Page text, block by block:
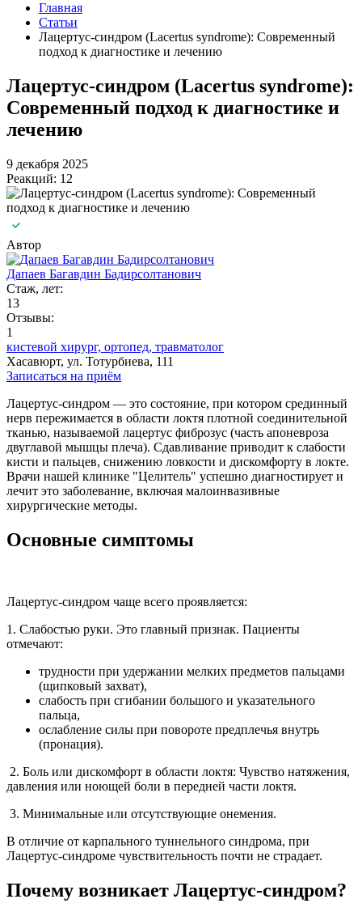
Главная
Статьи
Лацертус-синдром (Lacertus syndrome): Современный
подход к диагностике и лечению
Лацертус-синдром (Lacertus syndrome):
Современный подход к диагностике и
лечению
9 декабря 2025
Реакций: 12
Автор
Дапаев Багавдин Бадирсолтанович
Стаж, лет:
13
Отзывы:
1
кистевой хирург, ортопед, травматолог
Хасавюрт, ул. Тотурбиева, 111
Записаться на приём
Лацертус-синдром — это состояние, при котором срединный
нерв пережимается в области локтя плотной соединительной
тканью, называемой лацертус фиброзус (часть апоневроза
двуглавой мышцы плеча). Сдавливание приводит к слабости
кисти и пальцев, снижению ловкости и дискомфорту в локте.
Врачи нашей клинике "Целитель" успешно диагностирует и
лечит это заболевание, включая малоинвазивные
хирургические методы.
Основные симптомы
Лацертус-синдром чаще всего проявляется:
1. Слабостью руки. Это главный признак. Пациенты
отмечают:
​​трудности при удержании мелких предметов пальцами
(щипковый захват),
​​слабость при сгибании большого и указательного
пальца,
​ослабление силы при повороте предплечья внутрь
(пронация).
2. Боль или дискомфорт в области локтя: Чувство натяжения,
давления или ноющей боли в передней части локтя.
3. Минимальные или отсутствующие онемения.
В отличие от карпального туннельного синдрома, при
Лацертус-синдроме чувствительность почти не страдает.
Почему возникает Лацертус-синдром?